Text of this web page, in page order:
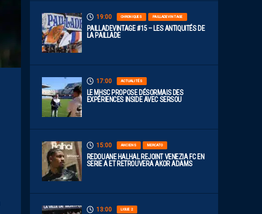
19:00 CHRONIQUES PAILLADEVINTAGE
PAILLADEVINTAGE #15 – LES ANTIQUITÉS DE
LA PAILLADE
17:00 ACTUALITÉS
LE MHSC PROPOSE DÉSORMAIS DES
EXPÉRIENCES INSIDE AVEC SERSOU
15:00 ANCIENS MERCATO
REDOUANE HALHAL REJOINT VENEZIA FC EN
SERIE A ET RETROUVERA AKOR ADAMS
13:00 LIGUE 2